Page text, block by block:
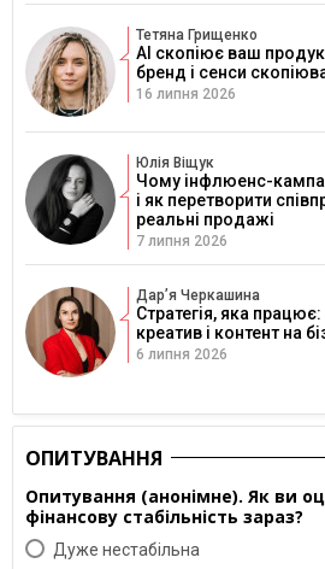
Тетяна Грищенко
AI скопіює ваш
бренд і сенси
16 липня 2026
Юлія Віщук
Чому інфлюенс-
і як перетворити
реальні продажі
7 липня 2026
Дарʼя Черкашина
Стратегія, яка
креатив і контент на
6 липня 2026
ОПИТУВАННЯ
Опитування (анонімне). Як ви
фінансову стабільність зараз?
Дуже нестабільна